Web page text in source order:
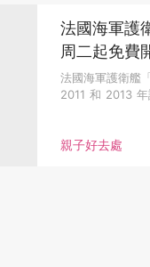
親子好去處
法國海軍護
周二起免費
法國海軍護衛艦
2011 和 2013 年